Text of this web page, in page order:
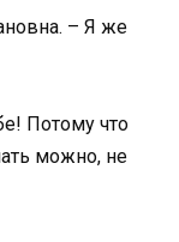
– Я же
Потому что
можно, не